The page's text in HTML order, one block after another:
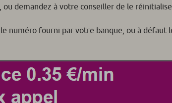
demandez à votre conseiller de le
numéro fourni par votre banque, ou à défaut